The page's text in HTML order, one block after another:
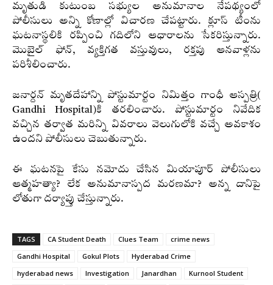
మృతుడి కుటుంబ సభ్యుల అనుమానాల నేపథ్యంలో
పోలీసులు అన్ని కోణాల్లో విచారణ చేపట్టారు. క్లూస్ టీంను
ఘటనాస్థలికి రప్పించి గదిలోని ఆధారాలను సేకరిస్తున్నారు.
మొబైల్ ఫోన్‌, వ్యక్తిగత వస్తువులు, రక్తపు ఆనవాళ్లను
పరిశీలించారు.
జనార్దన్ మృతదేహాన్ని పోస్టుమార్టం నిమిత్తం గాంధీ ఆస్పత్రి(
Gandhi Hospital)కి తరలించారు. పోస్టుమార్టం నివేదిక
వచ్చిన తర్వాత మరిన్ని వివరాలు వెలుగులోకి వచ్చే అవకాశం
ఉందని పోలీసులు చెబుతున్నారు.
ఈ ఘటనపై కేసు నమోదు చేసిన మియాపూర్ పోలీసులు
ఆత్మహత్యా? లేక అనుమానాస్పద మరణమా? అన్న దానిపై
లోతుగా దర్యాప్తు చేస్తున్నారు.
TAGS CA Student Death Clues Team
crime news
Gandhi Hospital
Gokul Plots
Hyderabad Crime
hyderabad news
Investigation Janardhan
Kurnool Student